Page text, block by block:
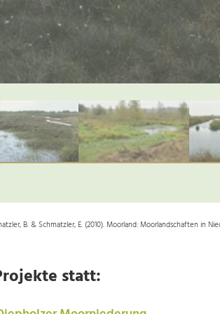
B. & Schmatzler, E. (2010). Moorland: Moorlandschaften in
statt: